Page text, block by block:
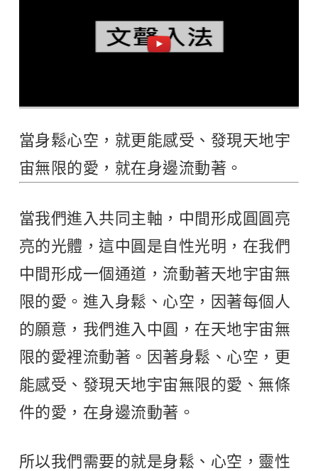
當身鬆心空，就更能感受、發現天地宇
宙無限的愛，就在身邊流動著。
當我們進入共同主軸，中間形成圓圓亮
亮的光體，這中圓是自性光明，在我們
中間形成一個通道，流動著天地宇宙無
限的愛。進入身鬆、心空，因著每個人
的願意，我們進入中圓，在天地宇宙無
限的愛裡流動著。因著身鬆、心空，更
能感受、發現天地宇宙無限的愛、無條
件的愛，在身邊流動著。
所以我們需要的就是身鬆、心空，靈性